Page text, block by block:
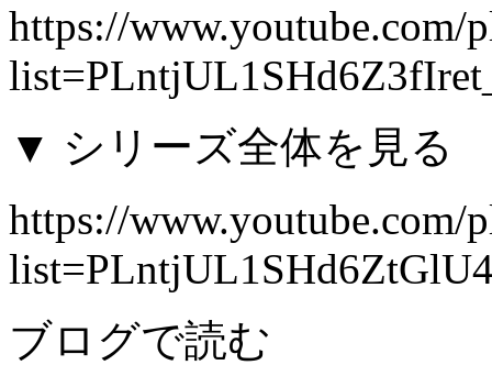
https://www.youtube.com/
▼ シリーズ全体を見る
https://www.youtube.com/
ブログで読む